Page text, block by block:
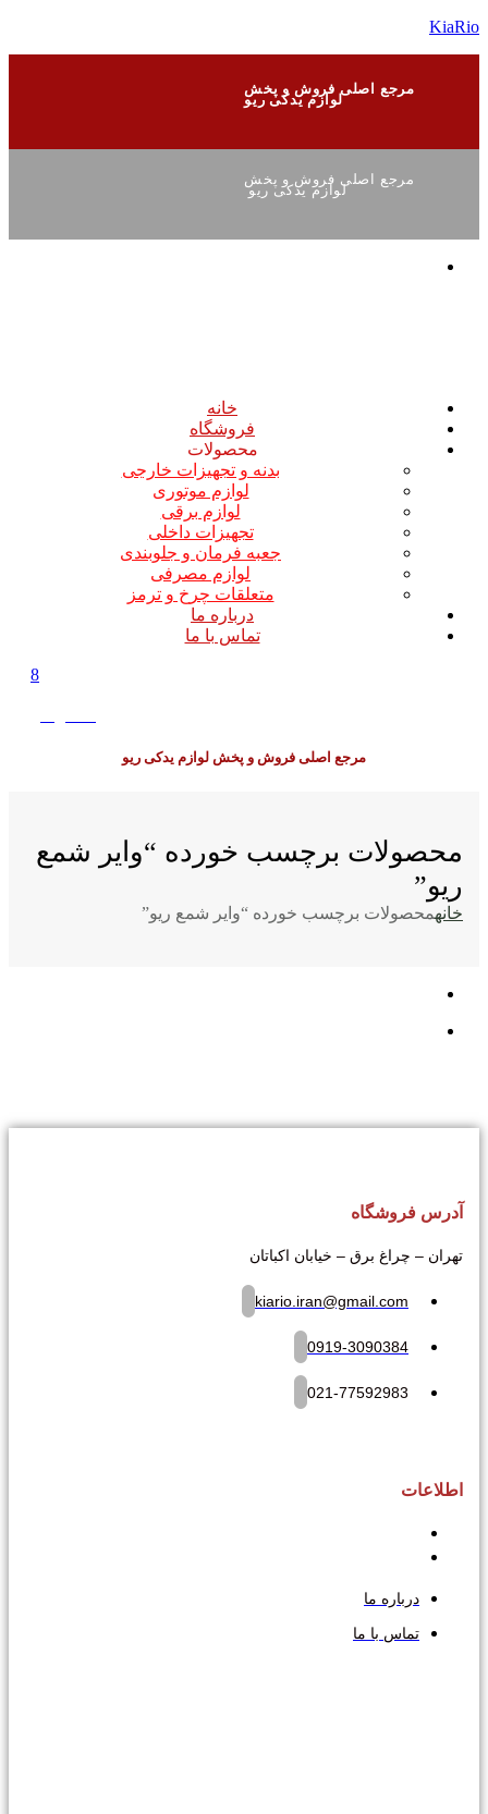
KiaRio
مرجع اصلی فروش و پخش
لوازم یدکی ریو
مرجع اصلی فروش و پخش
لوازم یدکی ریو
خانه
فروشگاه
محصولات
بدنه و تجهیزات خارجی
لوازم موتوری
لوازم برقی
تجهیزات داخلی
جعبه فرمان و جلوبندی
لوازم مصرفی
متعلقات چرخ و ترمز
درباره ما
تماس با ما
8
مرجع اصلی فروش و پخش لوازم یدکی ریو
محصولات برچسب خورده “وایر شمع
ریو”
خانهمحصولات برچسب خورده “وایر شمع ریو”
آدرس فروشگاه
تهران – چراغ برق – خیابان اکباتان
kiario.iran@gmail.com
0919-3090384
021-77592983
اطلاعات
درباره ما
تماس با ما